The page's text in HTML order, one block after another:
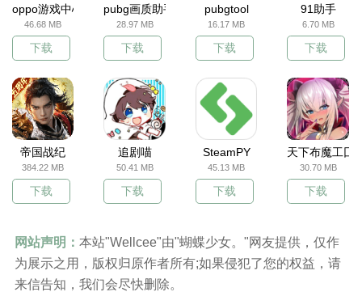
oppo游戏中心
46.68 MB
下载
pubg画质助手
28.97 MB
下载
pubgtool
16.17 MB
下载
91助手
6.70 MB
下载
帝国战纪
384.22 MB
下载
追剧喵
50.41 MB
下载
SteamPY
45.13 MB
下载
天下布魔工囗
30.70 MB
下载
网站声明： 本站"Wellcee"由"蝴蝶少女。"网友提供，仅作
为展示之用，版权归原作者所有;如果侵犯了您的权益，请
来信告知，我们会尽快删除。